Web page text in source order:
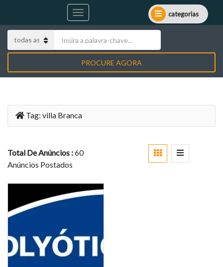
categorias
PROCURE AGORA
Tag: villa Branca
Total De Anúncios :60
Anúncios Postados